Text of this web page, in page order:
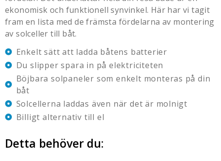
ekonomisk och funktionell synvinkel. Här har vi tagit
fram en lista med de främsta fördelarna av montering
avsolceller till båt.
Enkelt sätt att ladda båtens batterier
Du slipper spara in på elektriciteten
Böjbara solpaneler som enkelt monteras på din
båt
Solcellerna laddas även när det är molnigt
Billigt alternativ till el
Detta behöver du: